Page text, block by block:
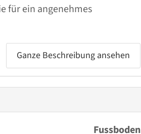
für ein angenehmes
Sie eine großzügige und
bietet vielseitige
oder das Arbeiten im
darunter 3 gut
als Wellnessbad mit Sauna-
Ganze Beschreibung ansehen
Fussboden